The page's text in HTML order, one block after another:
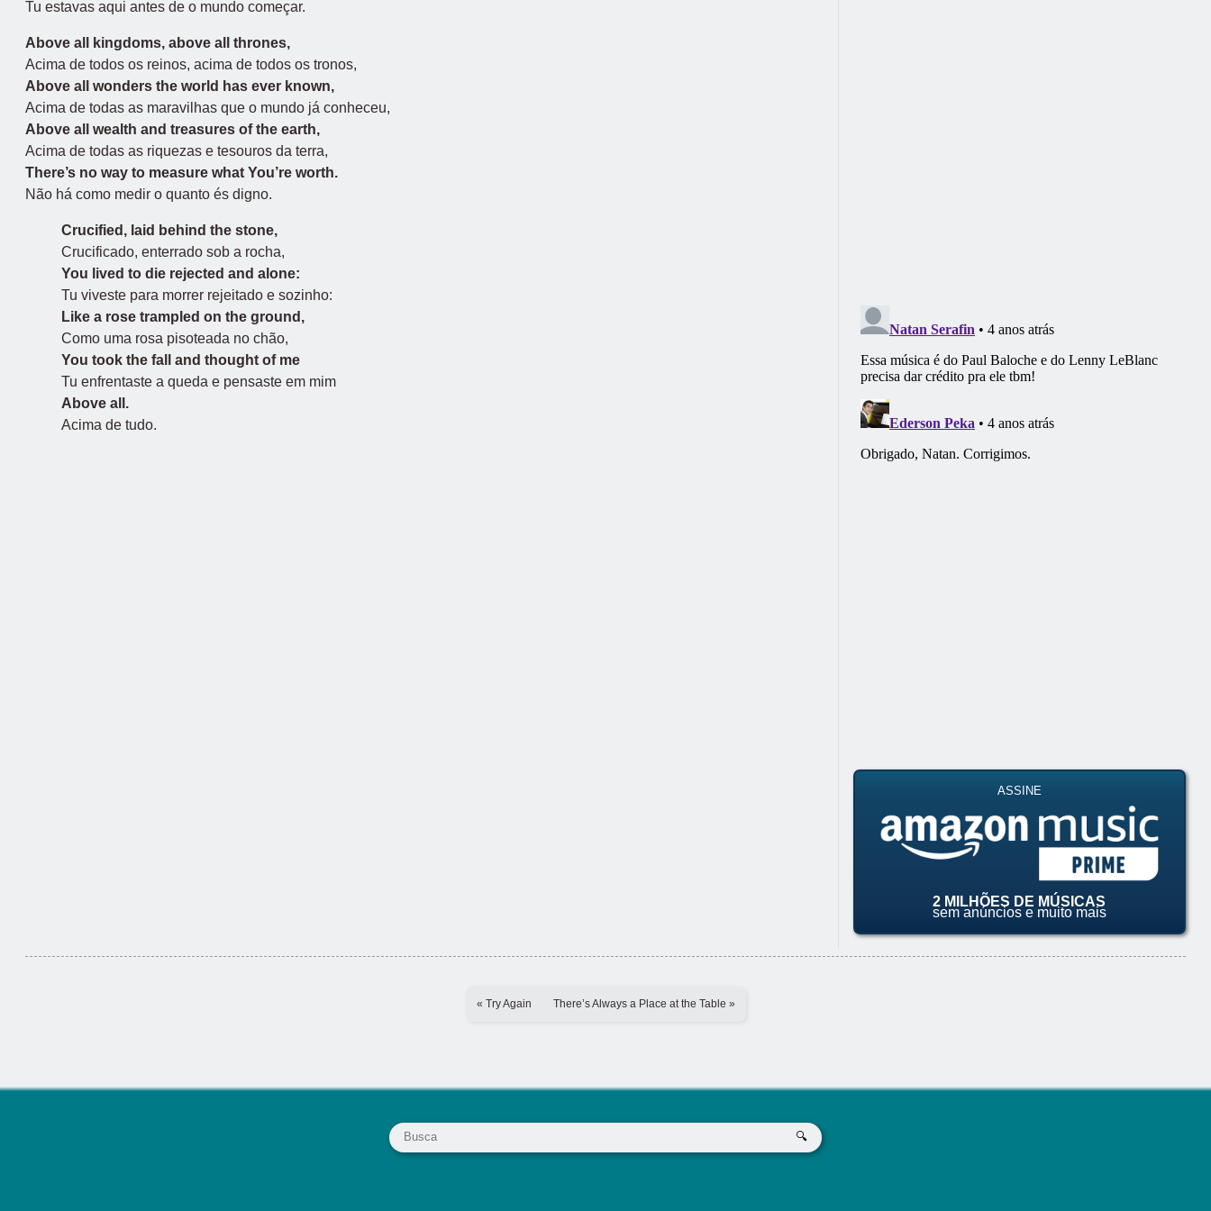
Tu estavas aqui antes de o mundo começar.
Above all kingdoms, above all thrones,
Acima de todos os reinos, acima de todos os tronos,
Above all wonders the world has ever known,
Acima de todas as maravilhas que o mundo já conheceu,
Above all wealth and treasures of the earth,
Acima de todas as riquezas e tesouros da terra,
There’s no way to measure what You’re worth.
Não há como medir o quanto és digno.
Crucified, laid behind the stone,
Crucificado, enterrado sob a rocha,
You lived to die rejected and alone:
Tu viveste para morrer rejeitado e sozinho:
Like a rose trampled on the ground,
Como uma rosa pisoteada no chão,
You took the fall and thought of me
Tu enfrentaste a queda e pensaste em mim
Above all.
Acima de tudo.
ASSINE
2 MILHÕES DE MÚSICAS
sem anúncios e muito mais
« Try Again There’s Always a Place at the Table »